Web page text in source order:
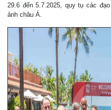
29.6 đến 5.7.2025, quy tụ các
ảnh châu Á.